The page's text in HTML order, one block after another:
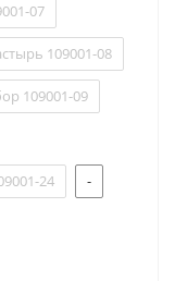
07
109001-08
109001-09
24 -